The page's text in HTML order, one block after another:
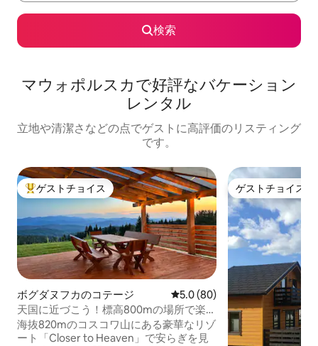
検索
マウォポルスカで好評なバケーション
レンタル
立地や清潔さなどの点でゲストに高評価のリスティング
です。
大好評のゲストチョイスです。
ゲストチョイス
ボグダヌフカのコテージ レビュー80件、5つ星中5.0つ
5.0 (80)
天国に近づこう！標高800mの場所で楽し
む屋外スパ
海抜820mのコスコワ山にある豪華なリゾ
ート「Closer to Heaven」で安らぎを見
ゲストチョイス
ゲストチョイス